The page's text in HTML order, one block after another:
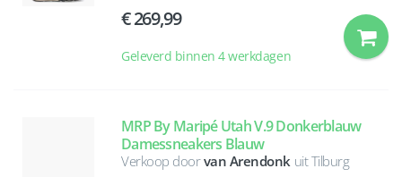
269,99
Geleverd binnen 4 werkdagen
MRP By Maripé Utah V.9 Donkerblauw
Damessneakers Blauw
Verkoop doorvan Arendonk uit Tilburg